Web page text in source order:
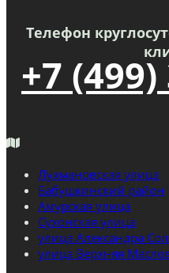
Телефон
+7
Лухмановская улица
Бабушкинский район
Амурская улица
Сухонская улица
улица Александра
улица Верхняя